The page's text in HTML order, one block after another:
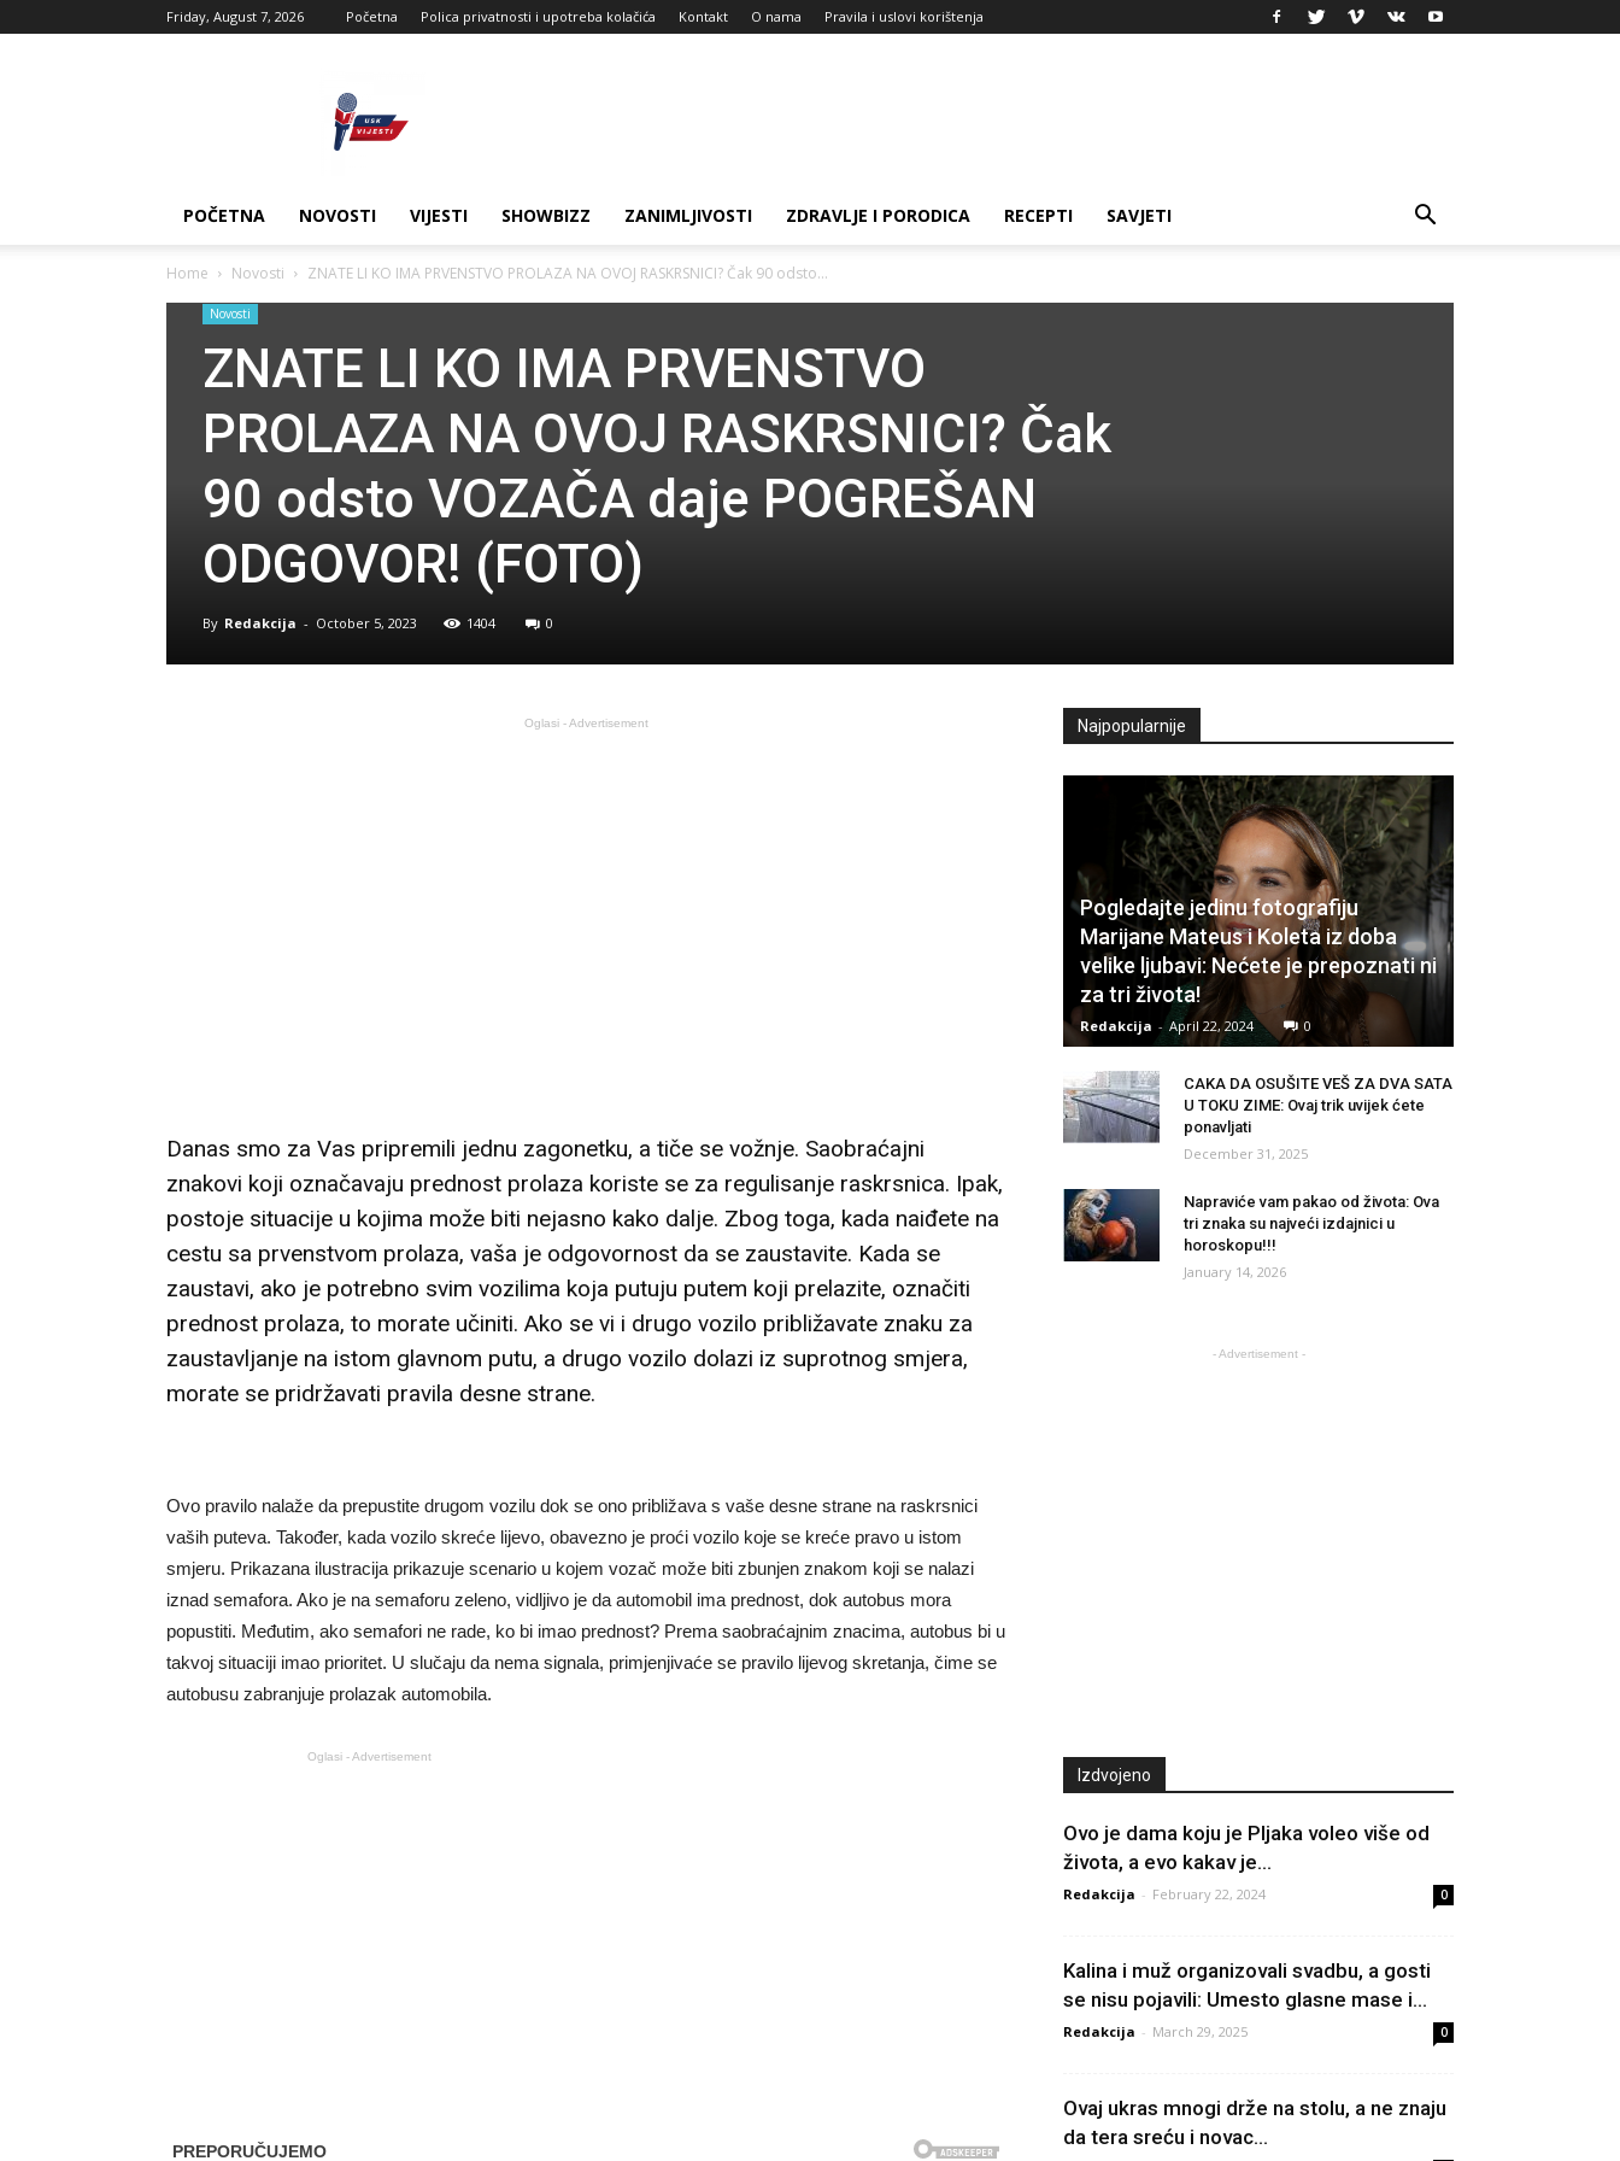
Friday, August 7, 2026 Početna Polica privatnosti i upotreba kolačića Kontakt O nama Pravila i uslovi korištenja
POČETNA NOVOSTI VIJESTI SHOWBIZZ ZANIMLJIVOSTI ZDRAVLJE I PORODICA RECEPTI SAVJETI
Home Novosti ZNATE LI KO IMA PRVENSTVO PROLAZA NA OVOJ RASKRSNICI? Čak 90 odsto...
Novosti
ZNATE LI KO IMA PRVENSTVO
PROLAZA NA OVOJ RASKRSNICI? Čak
90 odsto VOZAČA daje POGREŠAN
ODGOVOR! (FOTO)
By Redakcija - October 5, 2023 1404 0
Oglasi - Advertisement
Danas smo za Vas pripremili jednu zagonetku, a tiče se vožnje. Saobraćajni
znakovi koji označavaju prednost prolaza koriste se za regulisanje raskrsnica. Ipak,
postoje situacije u kojima može biti nejasno kako dalje. Zbog toga, kada naiđete na
cestu sa prvenstvom prolaza, vaša je odgovornost da se zaustavite. Kada se
zaustavi, ako je potrebno svim vozilima koja putuju putem koji prelazite, označiti
prednost prolaza, to morate učiniti. Ako se vi i drugo vozilo približavate znaku za
zaustavljanje na istom glavnom putu, a drugo vozilo dolazi iz suprotnog smjera,
morate se pridržavati pravila desne strane.
Ovo pravilo nalaže da prepustite drugom vozilu dok se ono približava s vaše desne strane na raskrsnici
vaših puteva. Također, kada vozilo skreće lijevo, obavezno je proći vozilo koje se kreće pravo u istom
smjeru. Prikazana ilustracija prikazuje scenario u kojem vozač može biti zbunjen znakom koji se nalazi
iznad semafora. Ako je na semaforu zeleno, vidljivo je da automobil ima prednost, dok autobus mora
popustiti. Međutim, ako semafori ne rade, ko bi imao prednost? Prema saobraćajnim znacima, autobus bi u
takvoj situaciji imao prioritet. U slučaju da nema signala, primjenjivaće se pravilo lijevog skretanja, čime se
autobusu zabranjuje prolazak automobila.
Oglasi - Advertisement
Najpopularnije
Pogledajte jedinu fotografiju
Marijane Mateus i Koleta iz doba
velike ljubavi: Nećete je prepoznati ni
za tri života!
Redakcija - April 22, 2024 0
CAKA DA OSUŠITE VEŠ ZA DVA SATA
U TOKU ZIME: Ovaj trik uvijek ćete
ponavljati
December 31, 2025
Napraviće vam pakao od života: Ova
tri znaka su najveći izdajnici u
horoskopu!!!
January 14, 2026
- Advertisement -
Izdvojeno
Ovo je dama koju je Pljaka voleo više od
života, a evo kakav je...
Redakcija - February 22, 2024 0
Kalina i muž organizovali svadbu, a gosti
se nisu pojavili: Umesto glasne mase i...
Redakcija - March 29, 2025 0
Ovaj ukras mnogi drže na stolu, a ne znaju
da tera sreću i novac...